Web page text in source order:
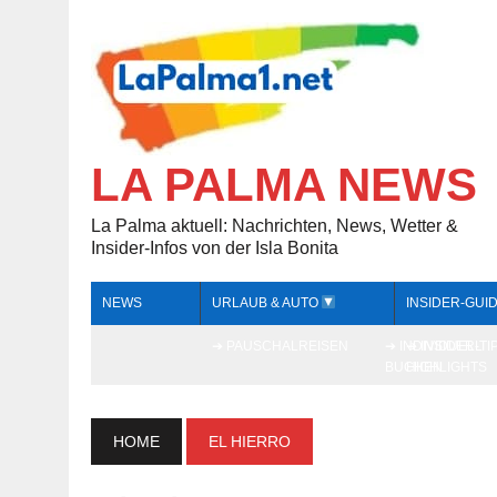
LA PALMA NEWS
La Palma aktuell: Nachrichten, News, Wetter &
Insider-Infos von der Isla Bonita
NEWS URLAUB & AUTO INSIDER-
HOME EL HIERRO